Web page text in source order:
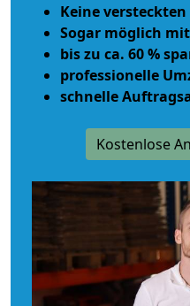
Keine versteckten
Sogar möglich
bis zu ca. 60 %
professionelle
schnelle
Kostenlose